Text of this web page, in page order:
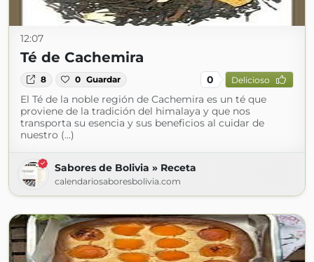
12:07
Té de Cachemira
8 0 Guardar 0 Delicioso
El Té de la noble región de Cachemira es un té que
proviene de la tradición del himalaya y que nos
transporta su esencia y sus beneficios al cuidar de
nuestro (...)
Sabores de Bolivia » Receta
calendariosaboresbolivia.com